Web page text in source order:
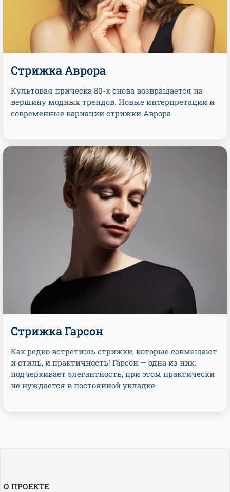
Стрижка Аврора
Культовая прическа 80-х снова возвращается на
вершину модных трендов. Новые интерпретации и
современные вариации стрижки Аврора
Стрижка Гарсон
Как редко встретишь стрижки, которые совмещают
и стиль, и практичность! Гарсон — одна из них:
подчеркивает элегантность, при этом практически
не нуждается в постоянной укладке
О ПРОЕКТЕ